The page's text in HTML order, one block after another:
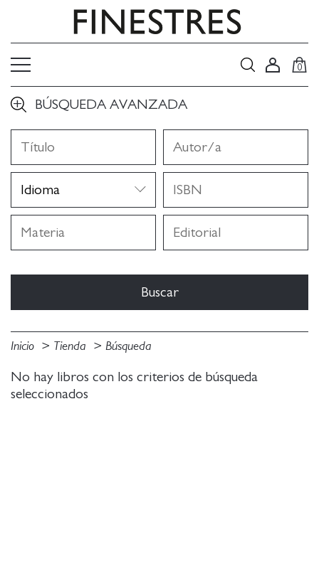
0
BÚSQUEDA AVANZADA
Inicio Tienda Búsqueda
No hay libros con los criterios de búsqueda
seleccionados